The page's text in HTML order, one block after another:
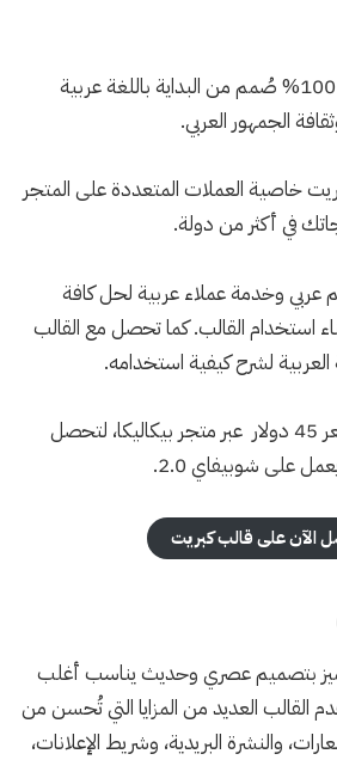
كبريت قالب عربي 100% صُمم من البداية باللغة عربية
الجمهور العربي.
خاصية العملات المتعددة على المتجر
في أكثر من دولة.
عربي وخدمة عملاء عربية لحل كافة
استخدام القالب. كما تحصل مع القالب
العربية لشرح كيفية استخدامه.
يُمكنك اقتناء كبريت بسعر 45 دولار عبر متجر بيكاليكا، لتحصل
على شوبيفاي 2.0.
الآن على قالب كبريت
بتصميم عصري وحديث يناسب أغلب
القالب العديد من المزايا التي تُحسن من
والنشرة البريدية، وشريط الإعلانات،